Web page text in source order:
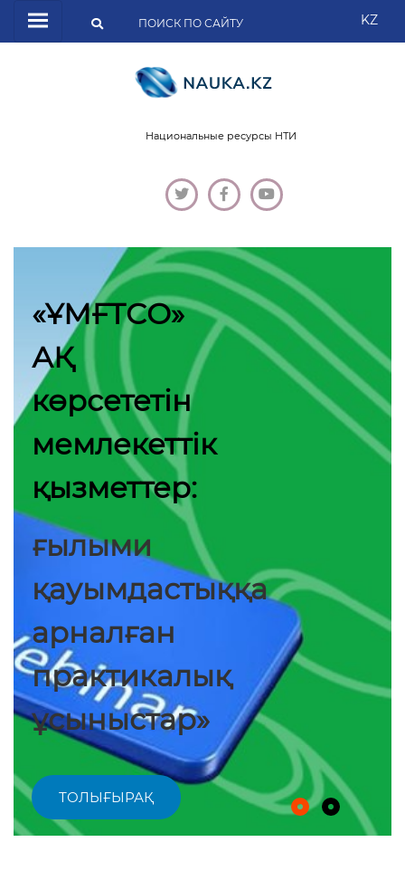
KZ
Национальные ресурсы НТИ
«ҰМҒТСО»
АҚ
көрсететін
мемлекеттік
қызметтер:
ғылыми
қауымдастыққа
арналған
практикалық
ұсыныстар»
ТОЛЫҒЫРАҚ